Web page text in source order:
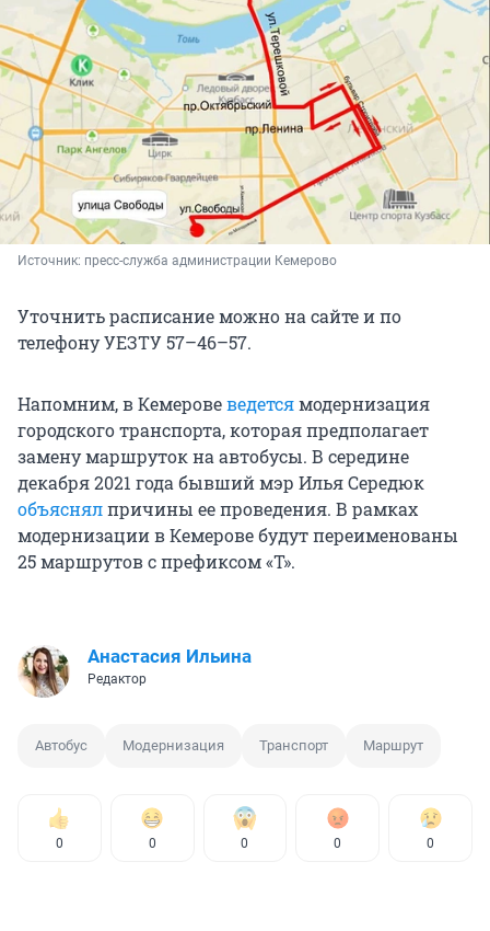
Источник: пресс-служба администрации Кемерово
Уточнить расписание можно на сайте и по
телефону УЕЗТУ 57–46–57.
Напомним, в Кемеровеведетсямодернизация
городского транспорта, которая предполагает
замену маршруток на автобусы. В середине
декабря 2021 года бывший мэр Илья Середюк
объяснялпричины ее проведения. В рамках
модернизации в Кемерове будут переименованы
25 маршрутов с префиксом «Т».
Анастасия Ильина
Редактор
Автобус Модернизация Транспорт Маршрут
0 0 0 0 0